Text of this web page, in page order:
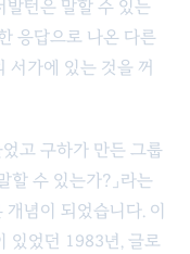
발턴은 말할 수 있는
응답으로 나온 다른
서가에 있는 것을 꺼
고 구하가 만든 그룹
할 수 있는가?」라는
념이 되었습니다. 이
있었던 1983년, 글로